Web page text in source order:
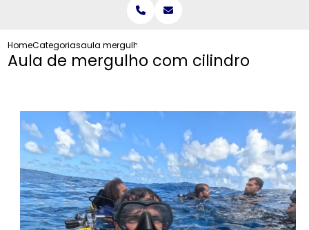
HomeCategoriasaula mergulho cilindro
Aula de mergulho com cilindro